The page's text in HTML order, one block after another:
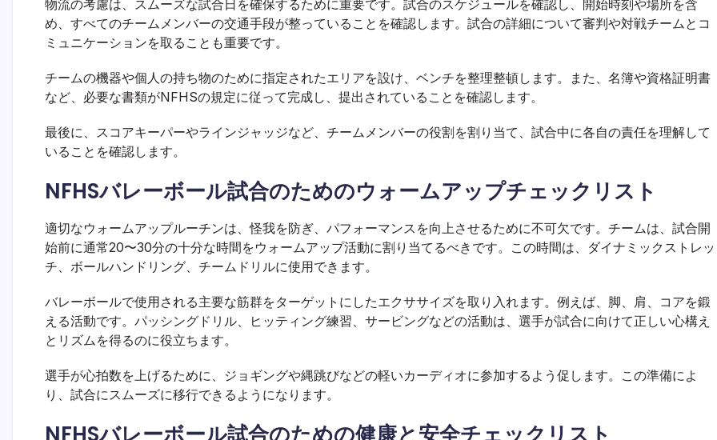
物流の考慮は、スムーズな試合日を確保するために重要です。試合のスケジュールを確認し、開始時刻や場所を含
め、すべてのチームメンバーの交通手段が整っていることを確認します。試合の詳細について審判や対戦チームとコ
ミュニケーションを取ることも重要です。
チームの機器や個人の持ち物のために指定されたエリアを設け、ベンチを整理整頓します。また、名簿や資格証明書
など、必要な書類がNFHSの規定に従って完成し、提出されていることを確認します。
最後に、スコアキーパーやラインジャッジなど、チームメンバーの役割を割り当て、試合中に各自の責任を理解して
いることを確認します。
NFHSバレーボール試合のためのウォームアップチェックリスト
適切なウォームアップルーチンは、怪我を防ぎ、パフォーマンスを向上させるために不可欠です。チームは、試合開
始前に通常20〜30分の十分な時間をウォームアップ活動に割り当てるべきです。この時間は、ダイナミックストレッ
チ、ボールハンドリング、チームドリルに使用できます。
バレーボールで使用される主要な筋群をターゲットにしたエクササイズを取り入れます。例えば、脚、肩、コアを鍛
える活動です。パッシングドリル、ヒッティング練習、サービングなどの活動は、選手が試合に向けて正しい心構え
とリズムを得るのに役立ちます。
選手が心拍数を上げるために、ジョギングや縄跳びなどの軽いカーディオに参加するよう促します。この準備によ
り、試合にスムーズに移行できるようになります。